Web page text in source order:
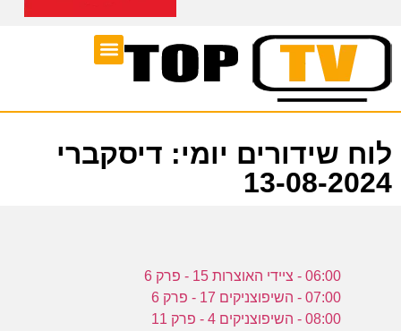
לוח שידורים יומי: דיסקברי
13-08-2024
06:00 - ציידי האוצרות 15 - פרק 6
07:00 - השיפוצניקים 17 - פרק 6
08:00 - השיפוצניקים 4 - פרק 11